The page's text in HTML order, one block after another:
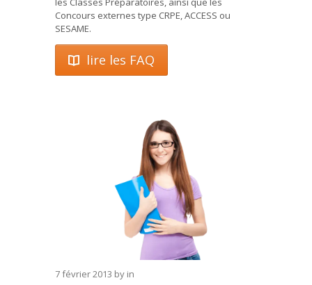
Concours externes type CRPE, ACCESS ou
SESAME.
lire les FAQ
7 février 2013 by in